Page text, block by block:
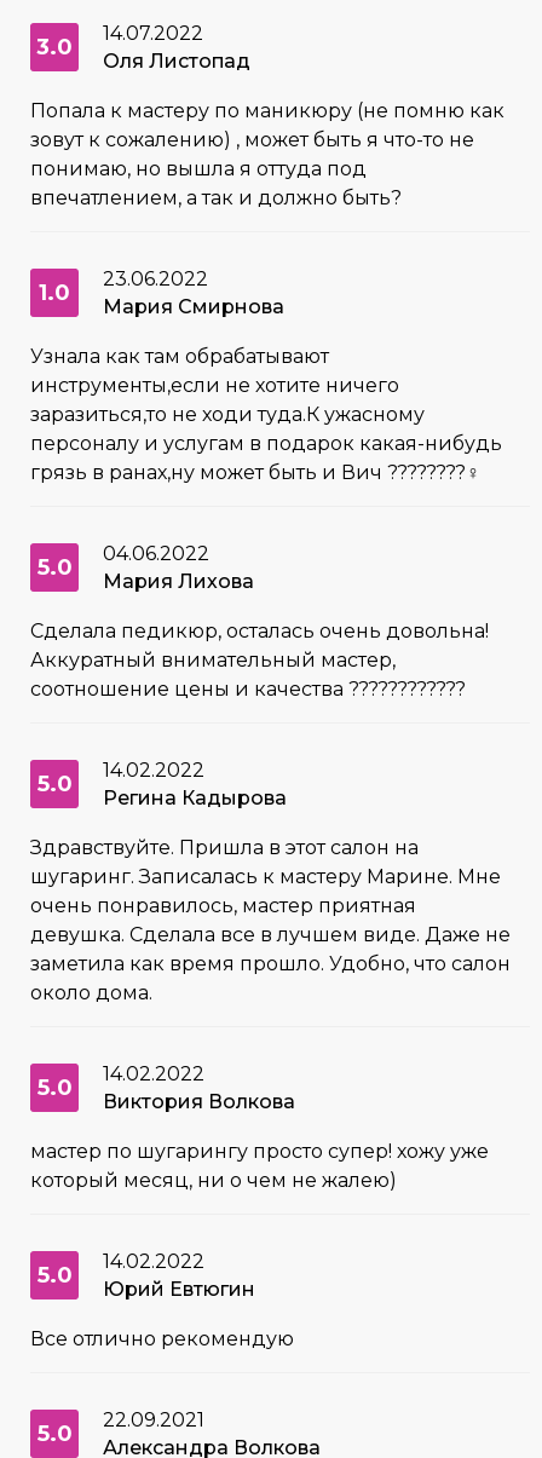
3.0
14.07.2022
Оля Листопад
Попала к мастеру по маникюру (не помню как
зовут к сожалению) , может быть я что-то не
понимаю, но вышла я оттуда под
впечатлением, а так и должно быть?
1.0
23.06.2022
Мария Смирнова
Узнала как там обрабатывают
инструменты,если не хотите ничего
заразиться,то не ходи туда.К ужасному
персоналу и услугам в подарок какая-нибудь
грязь в ранах,ну может быть и Вич ????????‍♀️
5.0
04.06.2022
Мария Лихова
Сделала педикюр, осталась очень довольна!
Аккуратный внимательный мастер,
соотношение цены и качества ????????????
5.0
14.02.2022
Регина Кадырова
Здравствуйте. Пришла в этот салон на
шугаринг. Записалась к мастеру Марине. Мне
очень понравилось, мастер приятная
девушка. Сделала все в лучшем виде. Даже не
заметила как время прошло. Удобно, что салон
около дома.
5.0
14.02.2022
Виктория Волкова
мастер по шугарингу просто супер! хожу уже
который месяц, ни о чем не жалею)
5.0
14.02.2022
Юрий Евтюгин
Все отлично рекомендую
5.0
22.09.2021
Александра Волкова